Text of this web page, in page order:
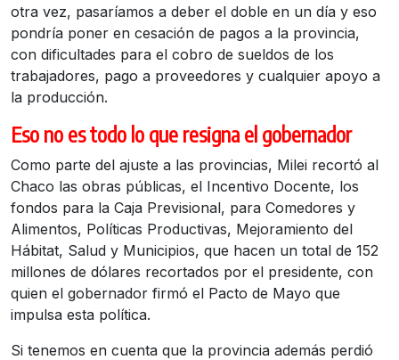
otra vez, pasaríamos a deber el doble en un día y eso
pondría poner en cesación de pagos a la provincia,
con dificultades para el cobro de sueldos de los
trabajadores, pago a proveedores y cualquier apoyo a
la producción.
Eso no es todo lo que resigna el gobernador
Como parte del ajuste a las provincias, Milei recortó al
Chaco las obras públicas, el Incentivo Docente, los
fondos para la Caja Previsional, para Comedores y
Alimentos, Políticas Productivas, Mejoramiento del
Hábitat, Salud y Municipios, que hacen un total de 152
millones de dólares recortados por el presidente, con
quien el gobernador firmó el Pacto de Mayo que
impulsa esta política.
Si tenemos en cuenta que la provincia además perdió